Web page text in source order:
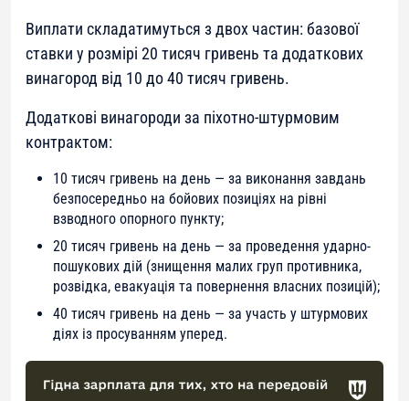
Виплати складатимуться з двох частин: базової
ставки у розмірі 20 тисяч гривень та додаткових
винагород від 10 до 40 тисяч гривень.
Додаткові винагороди за піхотно-штурмовим
контрактом:
10 тисяч гривень на день — за виконання завдань
безпосередньо на бойових позиціях на рівні
взводного опорного пункту;
20 тисяч гривень на день — за проведення ударно-
пошукових дій (знищення малих груп противника,
розвідка, евакуація та повернення власних позицій);
40 тисяч гривень на день — за участь у штурмових
діях із просуванням уперед.